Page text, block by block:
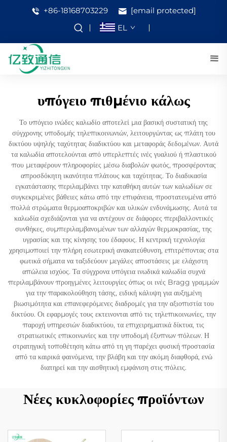
+86-18168703229
[email protected]
EL
υπόγειο πιθμένιο κάλως
Το υπόγειο ινώδες καλωδίο αποτελεί μια βασική συστατική της
σύγχρονης υποδομής τηλεπικοινωνιών, λειτουργώντας ως πλάτη του
δικτύου υψηλής ταχύτητας διαδικτύου και μεταφοράς δεδομένων. Αυτά
τα καλωδία αποτελούνται από υπερλεπτές ινές γυαλιού ή πλαστικού
που μεταφέρουν πληροφορίες μέσω διαβολών φωτός, προσφέροντας
απροσδόκητη ικανότητα πλάτους και ταχύτητας. Το διαδικασία
εγκατάστασης περιλαμβάνει την καταθήκη αυτών των καλωδίων σε
συγκεκριμένες βάθειες κάτω από την επιφάνεια, προστατευμένα από
πολλά στρώματα θερμοαποκριβών και υλικών ενδυνάμωσης. Αυτά τα
καλωδία σχεδιάζονται για να αντέχουν σε διάφορες περιβαλλοντικές
συνθήκες, συμπεριλαμβανομένων των αλλαγών θερμοκρασίας, της
υγρασίας και της κίνησης του έδαφους. Η κεντρική τεχνολογία
χρησιμοποιεί την πλήρη εσωτερική ανακατεύθυνση, επιτρέποντας στα
φωτικά σήματα να ταξιδεύουν μεγάλες αποστάσεις με ελάχιστη
απώλεια ισχύος. Τα σύγχρονα υπόγεια ινωδικά καλωδία συχνά
περιλαμβάνουν προηγμένες λειτουργίες όπως οι ινές Bragg γραμμών
για την παρακολούθηση τάσης, ειδική κάλυψη για αυξημένη
βιωσιμότητα και επανεφερόμενες διαδρομές για την αξιοπιστία του
δικτύου. Οι εφαρμογές τους εκτεινονται από τις τηλεπικοινωνίες, την
παροχή υπηρεσιών διαδικτύου, τα επιχειρηματικά δίκτυα, τις
στρατιωτικές επικοινωνίες και την υποδομή έξυπνων πόλεων. Η
στρατηγική τοποθέτηση κάτω από τη γη παρέχει φυσική προστασία
από τα καιρικά φαινόμενα, την βλάβη και την ακόμη διαφθορά, ενώ
διατηρεί και την αισθητική εμφάνιση στις πόλεις.
Νέες κυκλοφορίες προϊόντων